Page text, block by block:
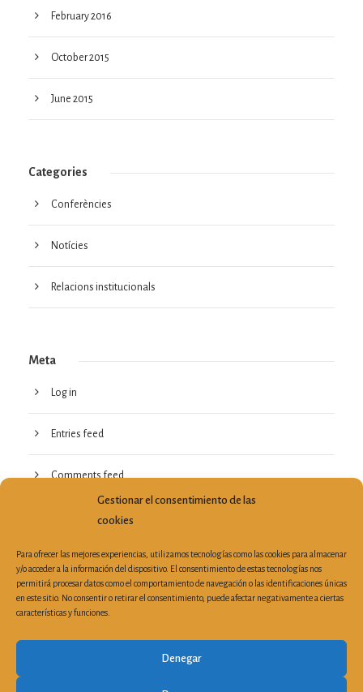
Gestionar el consentimiento de las
cookies
Para ofrecer las mejores experiencias, utilizamos tecnologías como las cookies para almacenar
y/o acceder a la información del dispositivo. El consentimiento de estas tecnologías nos
permitirá procesar datos como el comportamiento de navegación o las identificaciones únicas
en este sitio. No consentir o retirar el consentimiento, puede afectar negativamente a ciertas
características y funciones.
Denegar
February 2016
October 2015
June 2015
Categories
Conferències
Notícies
Relacions institucionals
Meta
Log in
Entries feed
Comments feed
WordPress.org
secretaria@cvca.es